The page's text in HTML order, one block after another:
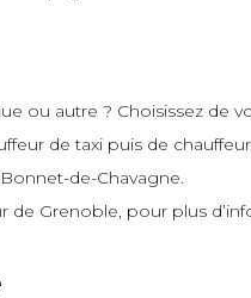
ou autre ? Choisissez de
de taxi puis de
de-Chavagne.
Grenoble, pour plus